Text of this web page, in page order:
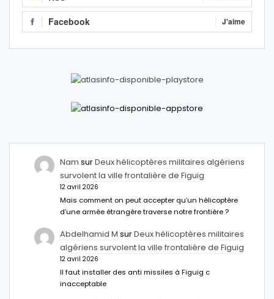
Facebook J'aime
Nam surDeux hélicoptères militaires algériens
survolent la ville frontalière de Figuig
12 avril 2026
Mais comment on peut accepter qu’un hélicoptère
d’une armée étrangère traverse notre frontière ?
Abdelhamid M surDeux hélicoptères militaires
algériens survolent la ville frontalière de Figuig
12 avril 2026
Il faut installer des anti missiles à Figuig c
inacceptable